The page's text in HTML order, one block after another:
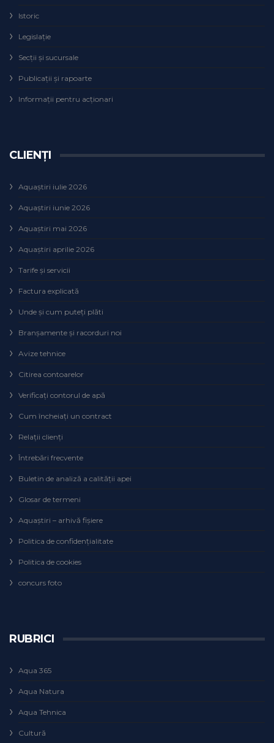
Istoric
Legislaţie
Secţii şi sucursale
Publicații și rapoarte
Informații pentru acționari
CLIENȚI
Aquaștiri iulie 2026
Aquaștiri iunie 2026
Aquaștiri mai 2026
Aquaștiri aprilie 2026
Tarife și servicii
Factura explicată
Unde și cum puteţi plăti
Branșamente și racorduri noi
Avize tehnice
Citirea contoarelor
Verificaţi contorul de apă
Cum încheiaţi un contract
Relaţii clienţi
Întrebări frecvente
Buletin de analiză a calităţii apei
Glosar de termeni
Aquaștiri – arhivă fișiere
Politica de confidențialitate
Politica de cookies
concurs foto
RUBRICI
Aqua 365
Aqua Natura
Aqua Tehnica
Cultură